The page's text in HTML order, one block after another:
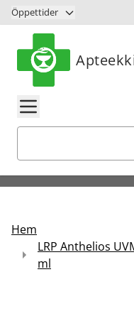
Hoppa till innehåll
Öppettider
Hem
LRP Anthelios
ml